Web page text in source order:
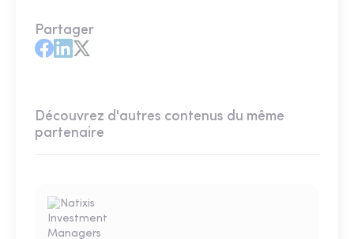
Partager
Découvrez d'autres contenus du même
partenaire